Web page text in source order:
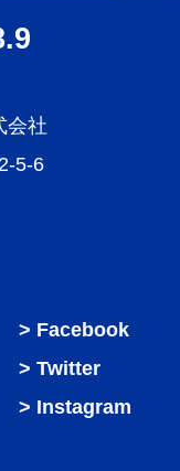
会社
5-6
Facebook
Twitter
Instagram